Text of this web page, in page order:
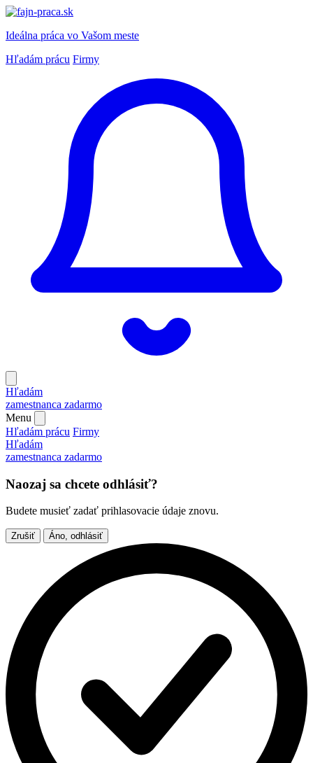
Ideálna práca vo Vašom meste
Hľadám prácu Firmy
Hľadám
zamestnanca zadarmo
Menu
Hľadám prácu Firmy
Hľadám
zamestnanca zadarmo
Naozaj sa chcete odhlásiť?
Budete musieť zadať prihlasovacie údaje znovu.
Zrušiť Áno, odhlásiť